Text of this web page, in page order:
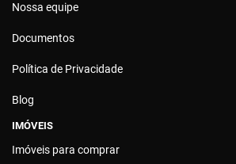
Nossa equipe
Documentos
Política de Privacidade
Blog
IMÓVEIS
Imóveis para comprar